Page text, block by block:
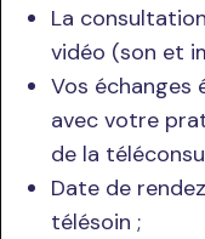
La
vidéo (son et
Vos échanges
avec votre
de la
Date de
télésoin ;